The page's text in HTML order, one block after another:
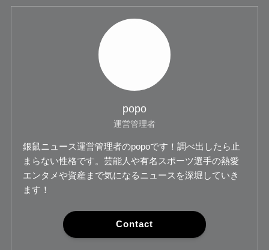
popo
運営管理者
銀鼠ニュース運営管理者のpopoです！調べ出したら止
まらない性格です。芸能人や有名スポーツ選手の熱愛
エンタメや資産まで気になるニュースを深堀していき
ます！
Contact